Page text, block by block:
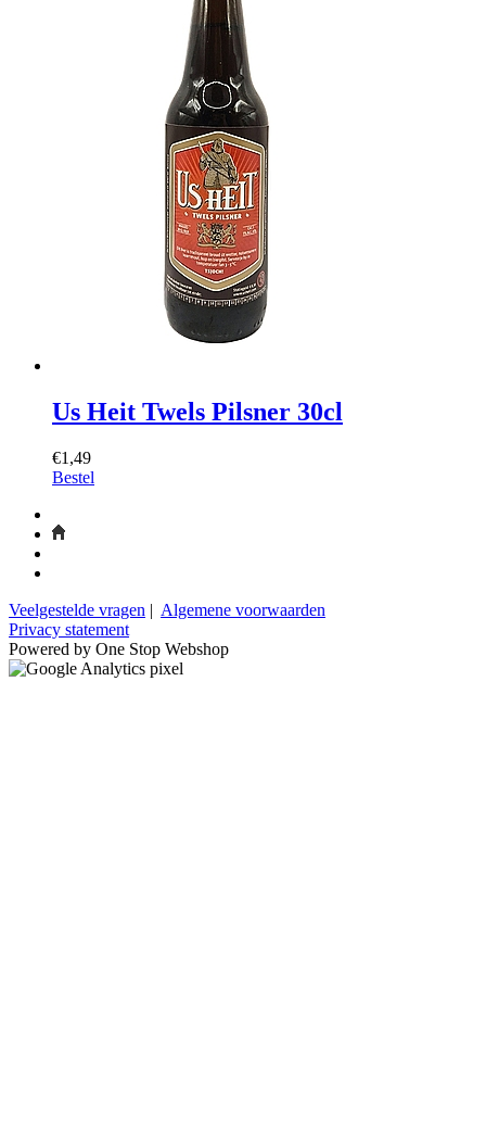
Us Heit Twels Pilsner 30cl
€1,49
Bestel
Veelgestelde vragen | Algemene voorwaarden
Privacy statement
Powered by One Stop Webshop